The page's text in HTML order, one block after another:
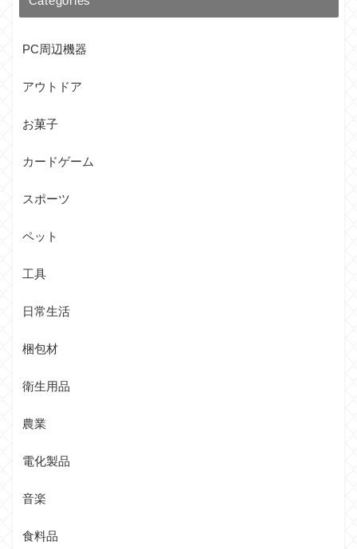
PC周辺機器
アウトドア
お菓子
カードゲーム
スポーツ
ペット
工具
日常生活
梱包材
衛生用品
農業
電化製品
音楽
食料品